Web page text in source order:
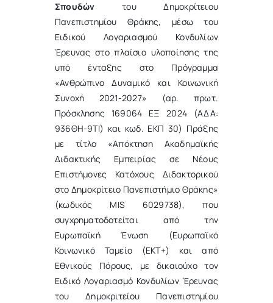
Σπουδώντου Δημοκρίτειου
Πανεπιστημίου Θράκης, μέσω του
Ειδικού Λογαριασμού Κονδυλίων
Έρευνας στο πλαίσιο υλοποίησης της
υπό ένταξης στο Πρόγραμμα
«Ανθρώπινο Δυναμικό και Κοινωνική
Συνοχή 2021-2027» (αρ. πρωτ.
Πρόσκλησης 169064 ΕΞ 2024 (ΑΔΑ:
936ΘΗ-9ΤΙ) και κωδ. ΕΚΠ 30) Πράξης
με τίτλο «Απόκτηση Ακαδημαϊκής
Διδακτικής Εμπειρίας σε Νέους
Επιστήμονες Κατόχους Διδακτορικού
στο Δημοκρίτειο Πανεπιστήμιο Θράκης»
(κωδικός MIS 6029738), που
συγχρηματοδοτείται από την
Ευρωπαϊκή Ένωση (Ευρωπαϊκό
Κοινωνικό Ταμείο (ΕΚΤ+) και από
Εθνικούς Πόρους, με δικαιούχο τον
Ειδικό Λογαριασμό Κονδυλίων Έρευνας
του Δημοκριτείου Πανεπιστημίου